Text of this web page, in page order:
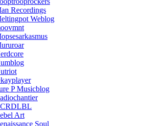
Recordings
Weblog
P Musicblog
Art
Soul